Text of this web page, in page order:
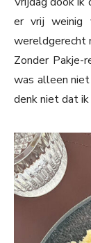
er vrij weinig
wereldgerecht
Zonder Pakje-
was alleen
denk niet dat ik